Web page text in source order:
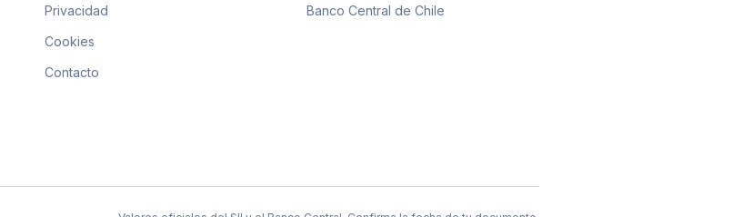
$28.877,61 288.776,1 pesos por 10 UF
Privacidad
Cookies
Contacto
Banco Central de Chile